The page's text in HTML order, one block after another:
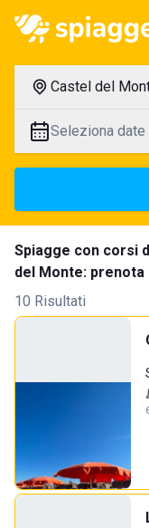
Castel del
Seleziona date
Spiagge con corsi
del Monte:
10 Risultati